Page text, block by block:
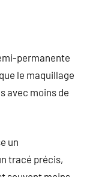
permanente
le maquillage
avec moins de
un
tracé précis,